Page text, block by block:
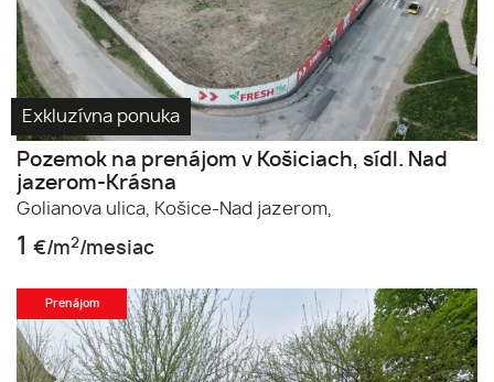
Exkluzívna ponuka
Pozemok na prenájom v Košiciach, sídl. Nad
jazerom-Krásna
Golianova ulica, Košice-Nad jazerom,
1 €/m2/mesiac
Prenájom